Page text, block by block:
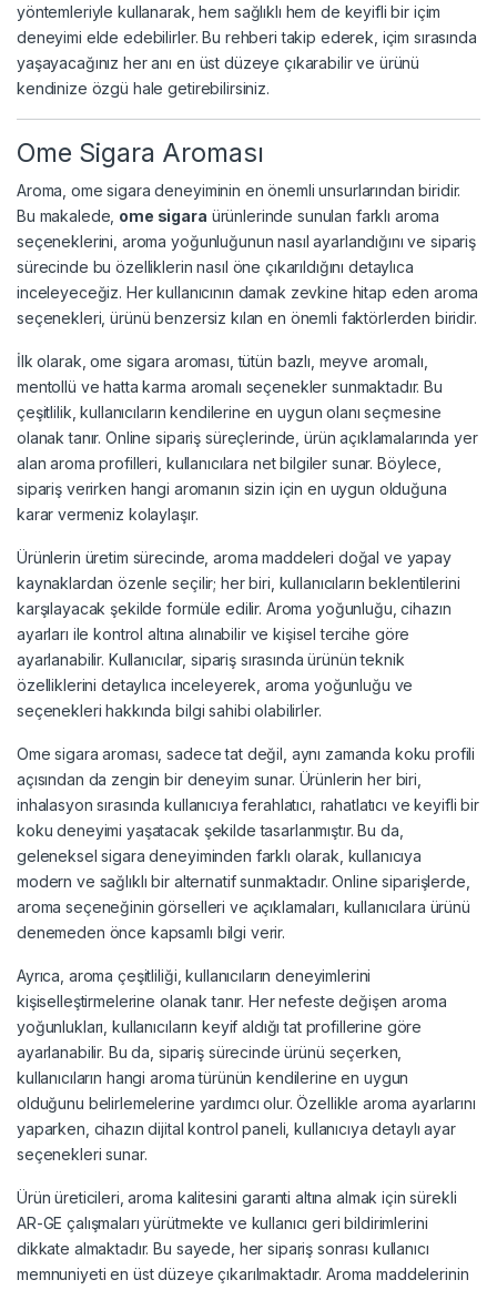
yöntemleriyle kullanarak, hem sağlıklı hem de keyifli bir içim
deneyimi elde edebilirler. Bu rehberi takip ederek, içim sırasında
yaşayacağınız her anı en üst düzeye çıkarabilir ve ürünü
kendinize özgü hale getirebilirsiniz.
Ome Sigara Aroması
Aroma, ome sigara deneyiminin en önemli unsurlarından biridir.
Bu makalede, ome sigara ürünlerinde sunulan farklı aroma
seçeneklerini, aroma yoğunluğunun nasıl ayarlandığını ve sipariş
sürecinde bu özelliklerin nasıl öne çıkarıldığını detaylıca
inceleyeceğiz. Her kullanıcının damak zevkine hitap eden aroma
seçenekleri, ürünü benzersiz kılan en önemli faktörlerden biridir.
İlk olarak, ome sigara aroması, tütün bazlı, meyve aromalı,
mentollü ve hatta karma aromalı seçenekler sunmaktadır. Bu
çeşitlilik, kullanıcıların kendilerine en uygun olanı seçmesine
olanak tanır. Online sipariş süreçlerinde, ürün açıklamalarında yer
alan aroma profilleri, kullanıcılara net bilgiler sunar. Böylece,
sipariş verirken hangi aromanın sizin için en uygun olduğuna
karar vermeniz kolaylaşır.
Ürünlerin üretim sürecinde, aroma maddeleri doğal ve yapay
kaynaklardan özenle seçilir; her biri, kullanıcıların beklentilerini
karşılayacak şekilde formüle edilir. Aroma yoğunluğu, cihazın
ayarları ile kontrol altına alınabilir ve kişisel tercihe göre
ayarlanabilir. Kullanıcılar, sipariş sırasında ürünün teknik
özelliklerini detaylıca inceleyerek, aroma yoğunluğu ve
seçenekleri hakkında bilgi sahibi olabilirler.
Ome sigara aroması, sadece tat değil, aynı zamanda koku profili
açısından da zengin bir deneyim sunar. Ürünlerin her biri,
inhalasyon sırasında kullanıcıya ferahlatıcı, rahatlatıcı ve keyifli bir
koku deneyimi yaşatacak şekilde tasarlanmıştır. Bu da,
geleneksel sigara deneyiminden farklı olarak, kullanıcıya
modern ve sağlıklı bir alternatif sunmaktadır. Online siparişlerde,
aroma seçeneğinin görselleri ve açıklamaları, kullanıcılara ürünü
denemeden önce kapsamlı bilgi verir.
Ayrıca, aroma çeşitliliği, kullanıcıların deneyimlerini
kişiselleştirmelerine olanak tanır. Her nefeste değişen aroma
yoğunlukları, kullanıcıların keyif aldığı tat profillerine göre
ayarlanabilir. Bu da, sipariş sürecinde ürünü seçerken,
kullanıcıların hangi aroma türünün kendilerine en uygun
olduğunu belirlemelerine yardımcı olur. Özellikle aroma ayarlarını
yaparken, cihazın dijital kontrol paneli, kullanıcıya detaylı ayar
seçenekleri sunar.
Ürün üreticileri, aroma kalitesini garanti altına almak için sürekli
AR-GE çalışmaları yürütmekte ve kullanıcı geri bildirimlerini
dikkate almaktadır. Bu sayede, her sipariş sonrası kullanıcı
memnuniyeti en üst düzeye çıkarılmaktadır. Aroma maddelerinin